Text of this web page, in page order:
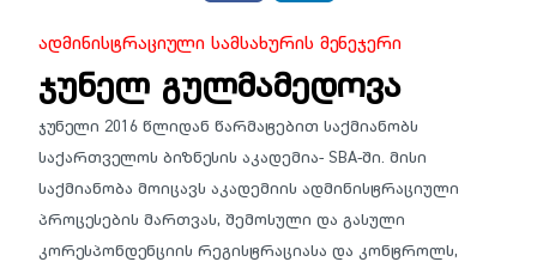
Ადმინისტრაციული Სამსახურის Მენეჯერი
ჯუნელ გულმამედოვა
ჯუნელი 2016 წლიდან წარმატებით საქმიანობს
საქართველოს ბიზნესის აკადემია- SBA-ში. მისი
საქმიანობა მოიცავს აკადემიის ადმინისტრაციული
პროცესების მართვას, შემოსული და გასული
კორესპონდენციის რეგისტრაციასა და კონტროლს,